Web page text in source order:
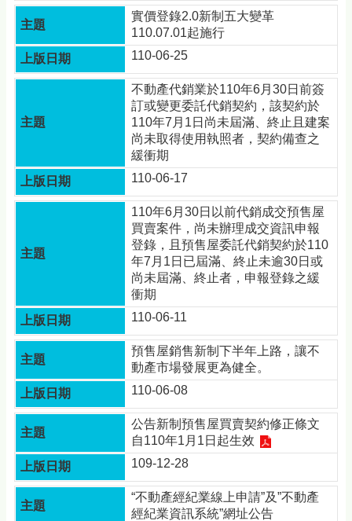
全
政
政
站
開
放
宣
實價登錄2.0新制五大變革
110.07.01起施行
110-06-25
不動產代銷業於110年6月30日前簽
訂或變更委託代銷契約，該契約於
110年7月1日尚未屆滿、終止且建案
尚未取得使用執照者，契約備查之
緩衝期
110-06-17
110年6月30日以前代銷成交預售屋
買賣案件，尚未辦理成交資訊申報
登錄，且預售屋委託代銷契約於110
年7月1日已屆滿、終止未逾30日或
尚未屆滿、終止者，申報登錄之緩
衝期
110-06-11
預售屋銷售新制下半年上路，讓不
動產市場發展更為健全。
110-06-08
公告新制預售屋買賣契約修正條文
自110年1月1日起生效
109-12-28
“不動產經紀業線上申請”及”不動產
經紀業資訊系統”網址公告